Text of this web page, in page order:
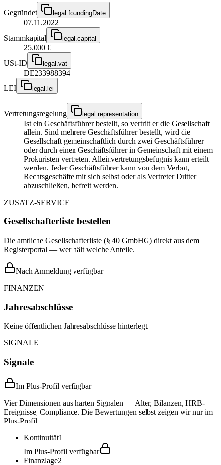
Gegründet
legal.foundingDate
07.11.2022
Stammkapital
legal.capital
25.000 €
USt-ID
legal.vat
DE233988394
LEI
legal.lei
—
Vertretungsregelung
legal.representation
Ist ein Geschäftsführer bestellt, so vertritt er die Gesellschaft
allein. Sind mehrere Geschäftsführer bestellt, wird die
Gesellschaft gemeinschaftlich durch zwei Geschäftsführer
oder durch einen Geschäftsführer in Gemeinschaft mit einem
Prokuristen vertreten. Alleinvertretungsbefugnis kann erteilt
werden. Jeder Geschäftsführer kann von dem Verbot,
Rechtsgeschäfte mit sich selbst oder als Vertreter Dritter
abzuschließen, befreit werden.
ZUSATZ-SERVICE
Gesellschafterliste bestellen
Die amtliche Gesellschafterliste (§ 40 GmbHG) direkt aus dem
Registerportal — wer hält welche Anteile.
Nach Anmeldung verfügbar
FINANZEN
Jahresabschlüsse
Keine öffentlichen Jahresabschlüsse hinterlegt.
SIGNALE
Signale
Im Plus-Profil verfügbar
Vier Dimensionen aus harten Signalen — Alter, Bilanzen, HRB-
Ereignisse, Compliance. Die Bewertungen selbst zeigen wir nur im
Plus-Profil.
Kontinuität1
Im Plus-Profil verfügbar
Finanzlage2